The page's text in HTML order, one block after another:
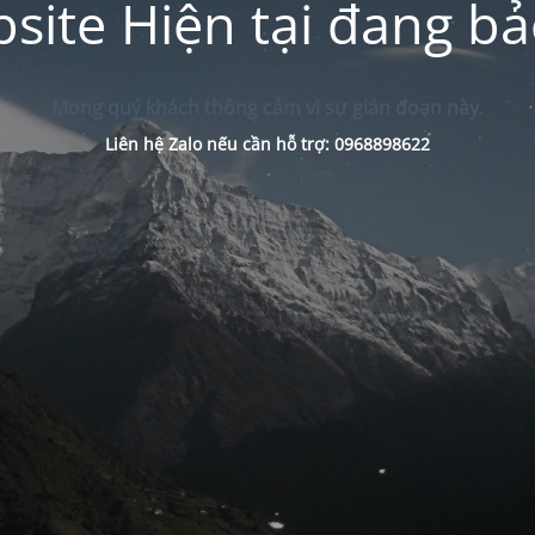
Hiện tại đang
Mong quý khách thông cảm vì sự gián đoạn này.
Liên hệ Zalo nếu cần hỗ trợ: 0968898622